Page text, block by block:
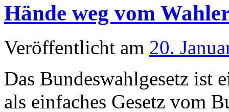
Hände weg vom
Veröffentlicht am 20.
Das Bundeswahlgesetz ist
als einfaches Gesetz vom